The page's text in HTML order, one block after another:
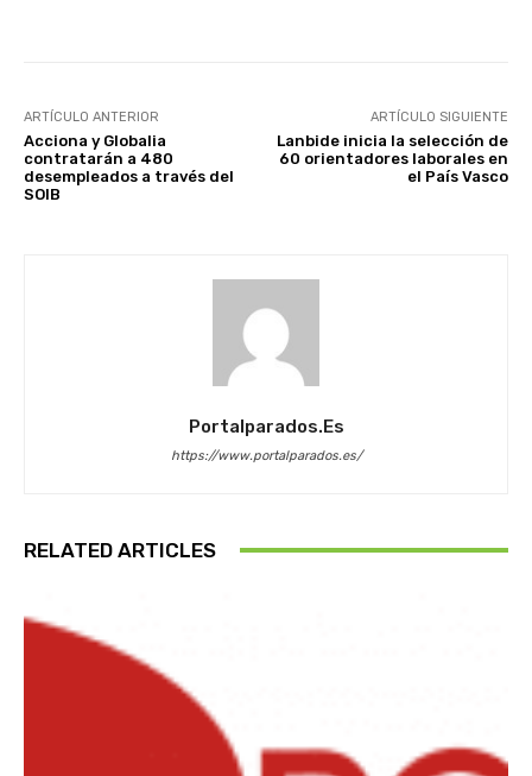
ARTÍCULO ANTERIOR
Acciona y Globalia
contratarán a 480
desempleados a través del
SOIB
ARTÍCULO SIGUIENTE
Lanbide inicia la selección de
60 orientadores laborales en
el País Vasco
Portalparados.es
https://www.portalparados.es/
RELATED ARTICLES